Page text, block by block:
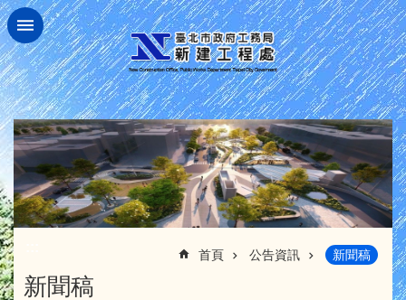
跳到主要內容區塊
首頁 公告資訊 新聞稿
新聞稿